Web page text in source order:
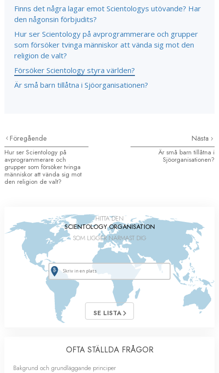
Finns det några lagar emot Scientologys utövande? Har
den någonsin förbjudits?
Hur ser Scientology på avprogrammerare och grupper
som försöker tvinga människor att vända sig mot den
religion de valt?
Försöker Scientology styra världen?
Är små barn tillåtna i Sjöorganisationen?
Föregående
Hur ser Scientology på
avprogrammerare och
grupper som försöker tvinga
människor att vända sig mot
den religion de valt?
Nästa
Är små barn tillåtna i
Sjöorganisationen?
HITTA DEN
SCIENTOLOGY ORGANISATION
SOM LIGGER NÄRMAST DIG
SE LISTA
OFTA STÄLLDA FRÅGOR
Bakgrund och grundläggande principer